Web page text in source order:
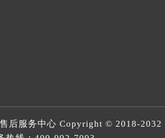
后服务中心 Copyright © 2018-2032